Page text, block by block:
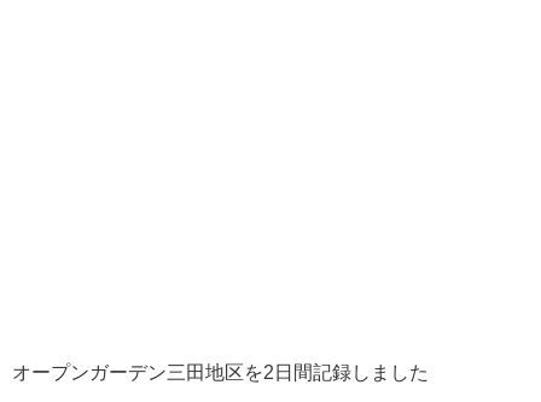
オープンガーデン三田地区を2日間記録しました